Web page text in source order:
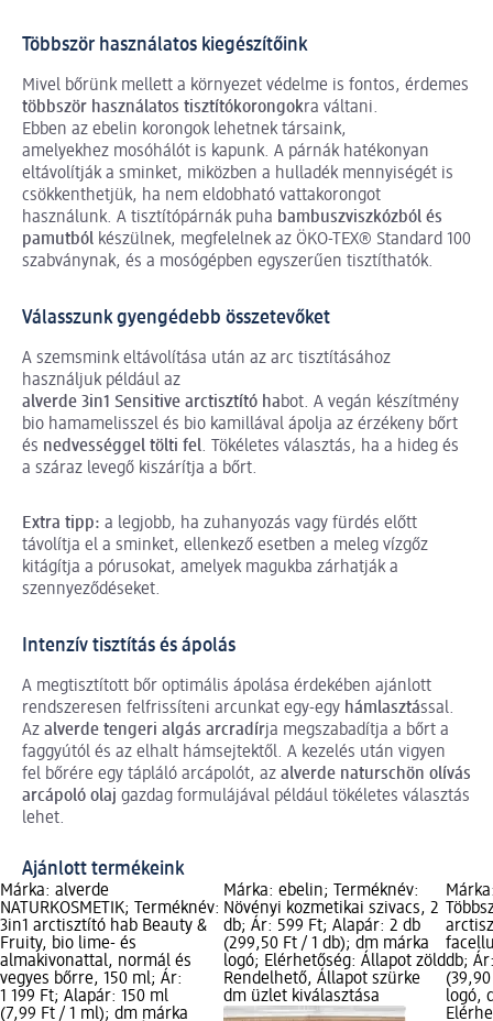
Többször használatos kiegészítőink
Mivel bőrünk mellett a környezet védelme is fontos, érdemes
többször használatos tisztítókorongokra váltani.
Ebben az ebelin korongok lehetnek társaink,
amelyekhez mosóhálót is kapunk. A párnák hatékonyan
eltávolítják a sminket, miközben a hulladék mennyiségét is
csökkenthetjük, ha nem eldobható vattakorongot
használunk. A tisztítópárnák puha bambuszviszkózból és
pamutból készülnek, megfelelnek az ÖKO-TEX® Standard 100
szabványnak, és a mosógépben egyszerűen tisztíthatók.
Válasszunk gyengédebb összetevőket
A szemsmink eltávolítása után az arc tisztításához
használjuk például az
alverde 3in1 Sensitive arctisztító habot. A vegán készítmény
bio hamamelisszel és bio kamillával ápolja az érzékeny bőrt
és nedvességgel tölti fel. Tökéletes választás, ha a hideg és
a száraz levegő kiszárítja a bőrt.
Extra tipp: a legjobb, ha zuhanyozás vagy fürdés előtt
távolítja el a sminket, ellenkező esetben a meleg vízgőz
kitágítja a pórusokat, amelyek magukba zárhatják a
szennyeződéseket.
Intenzív tisztítás és ápolás
A megtisztított bőr optimális ápolása érdekében ajánlott
rendszeresen felfrissíteni arcunkat egy-egy hámlasztással.
Az alverde tengeri algás arcradírja megszabadítja a bőrt a
faggyútól és az elhalt hámsejtektől. A kezelés után vigyen
fel bőrére egy tápláló arcápolót, az alverde naturschön olívás
arcápoló olaj gazdag formulájával például tökéletes választás
lehet.
Ajánlott termékeink
Márka: alverde
NATURKOSMETIK; Terméknév:
3in1 arctisztító hab Beauty &
Fruity, bio lime- és
almakivonattal, normál és
vegyes bőrre, 150 ml; Ár:
1 199 Ft; Alapár: 150 ml
(7,99 Ft / 1 ml); dm márka
Márka: ebelin; Terméknév:
Növényi kozmetikai szivacs, 2
db; Ár: 599 Ft; Alapár: 2 db
(299,50 Ft / 1 db); dm márka
logó; Elérhetőség: Állapot zöld
Rendelhető, Állapot szürke
dm üzlet kiválasztása
db;
logó,